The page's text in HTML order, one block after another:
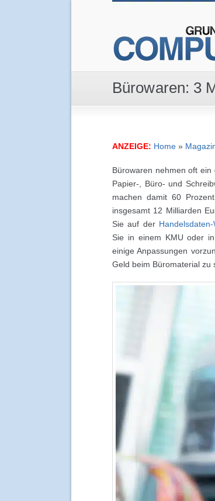
Bürowaren: 3
ANZEIGE: Home »
Bürowaren nehmen oft
Papier-, Büro- und
machen damit 60
insgesamt 12 Milliarden
Sie auf der
Sie in einem KMU oder
einige Anpassungen
Geld beim Büromaterial zu